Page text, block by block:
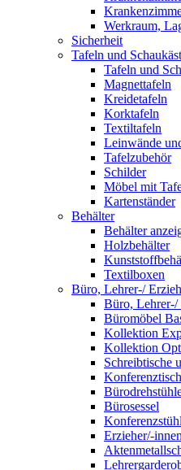
Werkraum,
Sicherheit
Tafeln und
Tafeln und
Magnettafeln
Kreidetafeln
Korktafeln
Textiltafeln
Leinwände
Tafelzubehör
Schilder
Möbel mit
Kartenständer
Behälter
Behälter
Holzbehälter
Textilboxen
Büro, Lehrer-/
Büro, Lehrer-/
Büromöbel
Kollektion
Kollektion
Schreibtische
Bürosessel
Erzieher/-